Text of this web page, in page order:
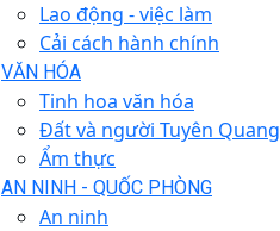
Lao động - việc làm
Cải cách hành chính
VĂN HÓA
Tinh hoa văn hóa
Đất và người Tuyên Quang
Ẩm thực
AN NINH - QUỐC PHÒNG
An ninh